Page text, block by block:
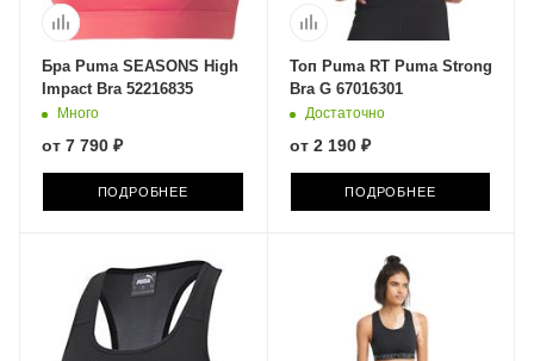
Бра Puma SEASONS High
Impact Bra 52216835
Много
от 7 790 ₽
ПОДРОБНЕЕ
Топ Puma RT Puma Strong
Bra G 67016301
Достаточно
от 2 190 ₽
ПОДРОБНЕЕ